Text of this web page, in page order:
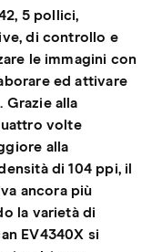
5 pollici,
di controllo e
le immagini con
ed attivare
Grazie alla
volte
alla
di 104 ppi, il
ancora più
la varietà di
EV4340X si